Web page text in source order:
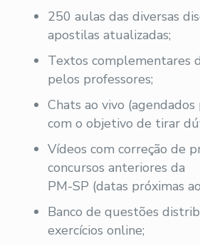
250 aulas das diversas
apostilas atualizadas;
Textos complementares
pelos professores;
Chats ao vivo
com o objetivo de tirar
Vídeos com correção de
concursos anteriores da
PM-SP (datas próximas
Banco de questões
exercícios online;